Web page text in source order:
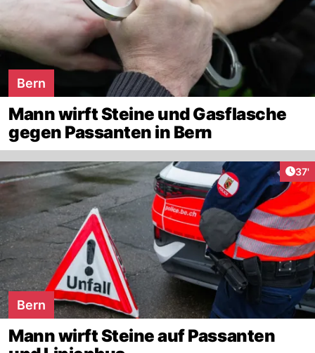
Bern
Mann wirft Steine und Gasflasche
gegen Passanten in Bern
37'
Bern
Mann wirft Steine auf Passanten